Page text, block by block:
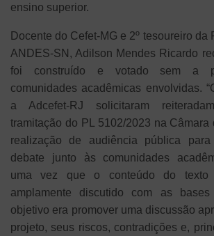
ensino superior.
Docente do Cefet-MG e 2º tesoureiro da
ANDES-SN, Adilson Mendes Ricardo
foi construído e votado sem a
comunidades acadêmicas envolvidas.
a Adcefet-RJ solicitaram
tramitação do PL 5102/2023 na Câmara
realização de audiência pública
debate junto às comunidades
uma vez que o conteúdo do texto
amplamente discutido com as
objetivo era promover uma discussão
projeto, seus riscos, contradições e,